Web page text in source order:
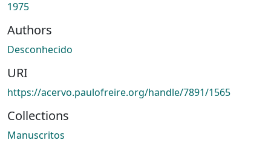
1975
Authors
Desconhecido
URI
https://acervo.paulofreire.org/handle/7891/1565
Collections
Manuscritos